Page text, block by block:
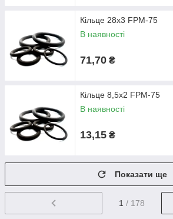
Кільце 28х3 FPM-75
В наявності
71,70 ₴
Кільце 8,5х2 FPM-75
В наявності
13,15 ₴
Показати ще
1 / 178